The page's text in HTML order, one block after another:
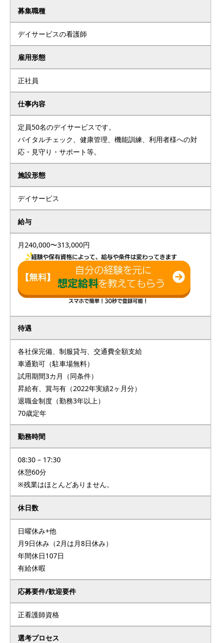
募集職種
デイサービスの看護師
雇用形態
正社員
仕事内容
定員50名のデイサービスです。
バイタルチェック、健康管理、機能訓練、利用者様への対
応・見守り・サポート等。
施設形態
デイサービス
給与
月240,000〜313,000円
待遇
各社保完備、制服貸与、交通費全額支給
車通勤可（駐車場無料）
試用期間3カ月（同条件）
昇給有、賞与有（2022年実績2ヶ月分）
退職金制度（勤務3年以上）
70歳定年
勤務時間
08:30 – 17:30
休憩60分
※残業はほとんどありません。
休日数
日曜休み+他
月9日休み（2月は月8日休み）
年間休日107日
有給休暇
応募要件/歓迎要件
正看護師資格
選考プロセス